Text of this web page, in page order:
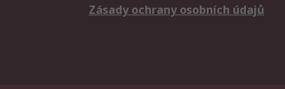
Zásady ochrany osobních údajů